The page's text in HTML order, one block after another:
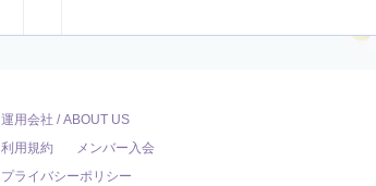
運用会社 / ABOUT US
利用規約
メンバー入会
プライバシーポリシー